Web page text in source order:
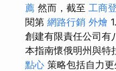
薦 然而，截至 工商
閱第 網路行銷 外燴
創建有限責任公司有
本指南懷俄明州與特
點心 策略包括自力